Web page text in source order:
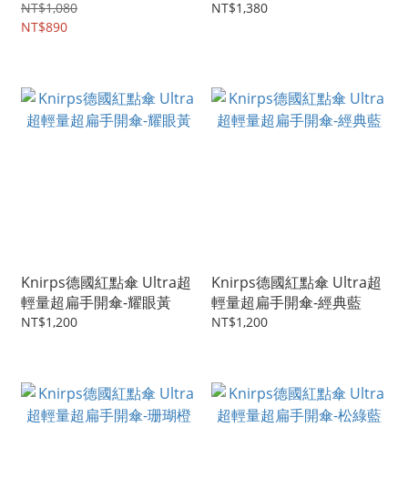
NT$1,080
NT$890
NT$1,380
Knirps德國紅點傘 Ultra超
輕量超扁手開傘-耀眼黃
NT$1,200
Knirps德國紅點傘 Ultra超
輕量超扁手開傘-經典藍
NT$1,200